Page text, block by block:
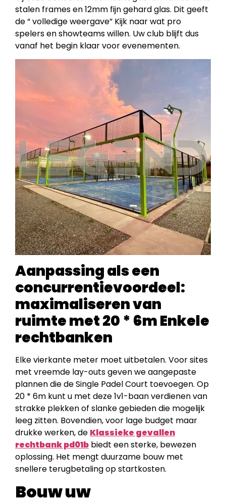
stalen frames en 12mm fijn gehard glas. Dit geeft
de “ volledige weergave” Kijk naar wat pro
spelers en showteams willen. Uw club blijft dus
vanaf het begin klaar voor evenementen.
Aanpassing als een
concurrentievoordeel:
maximaliseren van
ruimte met 20 * 6m Enkele
rechtbanken
Elke vierkante meter moet uitbetalen. Voor sites
met vreemde lay-outs geven we aangepaste
plannen die de Single Padel Court toevoegen. Op
20 * 6m kunt u met deze 1v1-baan verdienen van
strakke plekken of slanke gebieden die mogelijk
leeg zitten. Bovendien, voor lage budget maar
drukke werken, de Klassieke gevallen
rechtbank pd01b biedt een sterke, bewezen
oplossing. Het mengt duurzame bouw met
snellere terugbetaling op startkosten.
Bouw uw